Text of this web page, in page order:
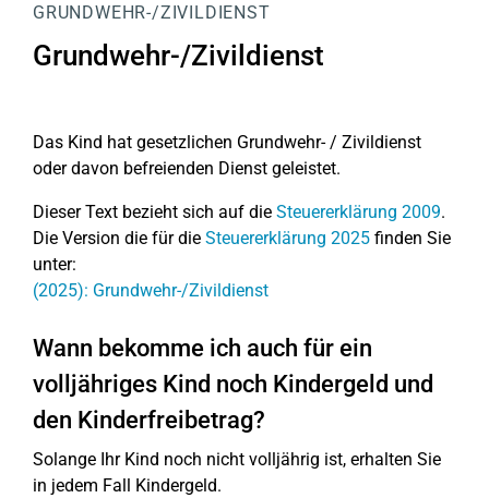
GRUNDWEHR-/ZIVILDIENST
Grundwehr-/Zivildienst
Das Kind hat gesetzlichen Grundwehr- / Zivildienst
oder davon befreienden Dienst geleistet.
Dieser Text bezieht sich auf die Steuererklärung 2009.
Die Version die für die Steuererklärung 2025 finden Sie
unter:
(2025): Grundwehr-/Zivildienst
Wann bekomme ich auch für ein
volljähriges Kind noch Kindergeld und
den Kinderfreibetrag?
Solange Ihr Kind noch nicht volljährig ist, erhalten Sie
in jedem Fall Kindergeld.